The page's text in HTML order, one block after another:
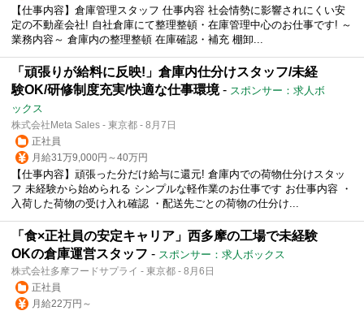
【仕事内容】倉庫管理スタッフ 仕事内容 社会情勢に影響されにくい安
定の不動産会社! 自社倉庫にて整理整頓・在庫管理中心のお仕事です! ～
業務内容～ 倉庫内の整理整頓 在庫確認・補充 棚卸...
「頑張りが給料に反映!」倉庫内仕分けスタッフ/未経
験OK/研修制度充実/快適な仕事環境- スポンサー：求人ボ
ックス
株式会社Meta Sales - 東京都 - 8月7日
正社員
月給31万9,000円～40万円
【仕事内容】頑張った分だけ給与に還元! 倉庫内での荷物仕分けスタッ
フ 未経験から始められる シンプルな軽作業のお仕事です お仕事内容 ・
入荷した荷物の受け入れ確認 ・配送先ごとの荷物の仕分け...
「食×正社員の安定キャリア」西多摩の工場で未経験
OKの倉庫運営スタッフ - スポンサー：求人ボックス
株式会社多摩フードサプライ - 東京都 - 8月6日
正社員
月給22万円～